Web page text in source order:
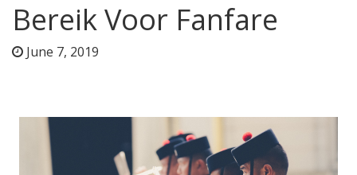
Bereik Voor Fanfare
June 7, 2019